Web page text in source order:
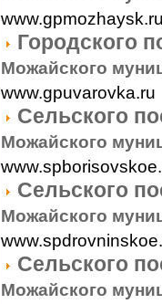
Городского
Можайского
www.gpuvarovka.ru
Сельского
Можайского
Сельского
Можайского
Сельского
Можайского